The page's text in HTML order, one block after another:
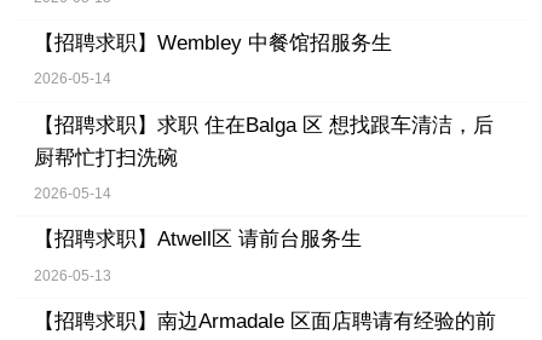
【招聘求职】 Wembley 中餐馆招服务生
2026-05-14
【招聘求职】 求职 住在Balga 区 想找跟车清洁，后
厨帮忙打扫洗碗
2026-05-14
【招聘求职】 Atwell区 请前台服务生
2026-05-13
【招聘求职】 南边Armadale 区面店聘请有经验的前